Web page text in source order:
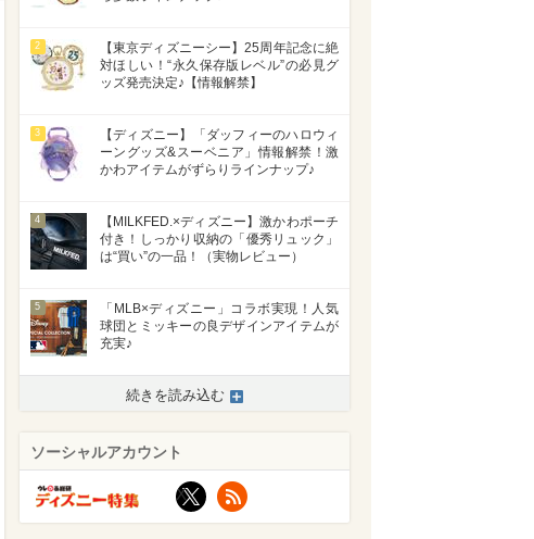
2
【東京ディズニーシー】25周年記念に絶
対ほしい！“永久保存版レベル”の必見グ
ッズ発売決定♪【情報解禁】
3
【ディズニー】「ダッフィーのハロウィ
ーングッズ&スーベニア」情報解禁！激
かわアイテムがずらりラインナップ♪
4
【MILKFED.×ディズニー】激かわポーチ
付き！しっかり収納の「優秀リュック」
は“買い”の一品！（実物レビュー）
5
「MLB×ディズニー」コラボ実現！人気
球団とミッキーの良デザインアイテムが
充実♪
続きを読み込む
ソーシャルアカウント
X